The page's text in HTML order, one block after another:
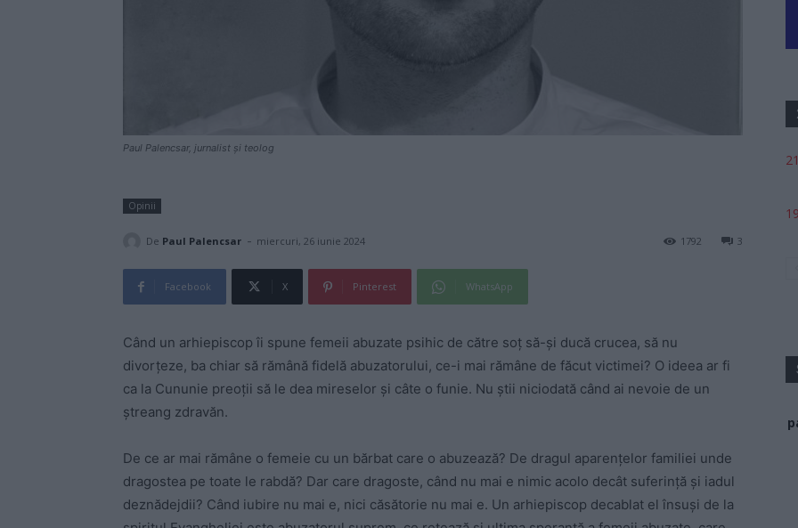
Paul Palencsar, jurnalist și teolog
Opinii
De Paul Palencsar - miercuri, 26 iunie 2024 3
1792
Facebook X Pinterest WhatsApp
Când un arhiepiscop îi spune femeii abuzate psihic de către soț să-și ducă crucea, să nu
divorțeze, ba chiar să rămână fidelă abuzatorului, ce-i mai rămâne de făcut victimei? O ideea ar fi
ca la Cununie preoții să le dea mireselor și câte o funie. Nu știi niciodată când ai nevoie de un
ștreang zdravăn.
De ce ar mai rămâne o femeie cu un bărbat care o abuzează? De dragul aparențelor familiei unde
dragostea pe toate le rabdă? Dar care dragoste, când nu mai e nimic acolo decât suferință și iadul
deznădejdii? Când iubire nu mai e, nici căsătorie nu mai e. Un arhiepiscop decablat el însuși de la